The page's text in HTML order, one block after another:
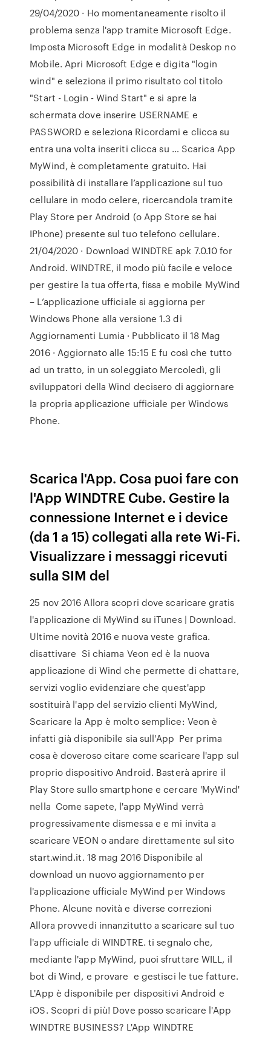
29/04/2020 · Ho momentaneamente risolto il
problema senza l'app tramite Microsoft Edge.
Imposta Microsoft Edge in modalità Deskop no
Mobile. Apri Microsoft Edge e digita "login
wind" e seleziona il primo risultato col titolo
"Start - Login - Wind Start" e si apre la
schermata dove inserire USERNAME e
PASSWORD e seleziona Ricordami e clicca su
entra una volta inseriti clicca su … Scarica App
MyWind, è completamente gratuito. Hai
possibilità di installare l’applicazione sul tuo
cellulare in modo celere, ricercandola tramite
Play Store per Android (o App Store se hai
IPhone) presente sul tuo telefono cellulare.
21/04/2020 · Download WINDTRE apk 7.0.10 for
Android. WINDTRE, il modo più facile e veloce
per gestire la tua offerta, fissa e mobile MyWind
– L’applicazione ufficiale si aggiorna per
Windows Phone alla versione 1.3 di
Aggiornamenti Lumia · Pubblicato il 18 Mag
2016 · Aggiornato alle 15:15 E fu così che tutto
ad un tratto, in un soleggiato Mercoledì, gli
sviluppatori della Wind decisero di aggiornare
la propria applicazione ufficiale per Windows
Phone.
Scarica l'App. Cosa puoi fare con
l'App WINDTRE Cube. Gestire la
connessione Internet e i device
(da 1 a 15) collegati alla rete Wi-Fi.
Visualizzare i messaggi ricevuti
sulla SIM del
25 nov 2016 Allora scopri dove scaricare gratis
l'applicazione di MyWind su iTunes | Download.
Ultime novità 2016 e nuova veste grafica.
disattivare Si chiama Veon ed è la nuova
applicazione di Wind che permette di chattare,
servizi voglio evidenziare che quest'app
sostituirà l'app del servizio clienti MyWind,
Scaricare la App è molto semplice: Veon è
infatti già disponibile sia sull'App Per prima
cosa è doveroso citare come scaricare l'app sul
proprio dispositivo Android. Basterà aprire il
Play Store sullo smartphone e cercare 'MyWind'
nella Come sapete, l'app MyWind verrà
progressivamente dismessa e e mi invita a
scaricare VEON o andare direttamente sul sito
start.wind.it. 18 mag 2016 Disponibile al
download un nuovo aggiornamento per
l'applicazione ufficiale MyWind per Windows
Phone. Alcune novità e diverse correzioni
Allora provvedi innanzitutto a scaricare sul tuo
l'app ufficiale di WINDTRE. ti segnalo che,
mediante l'app MyWind, puoi sfruttare WILL, il
bot di Wind, e provare e gestisci le tue fatture.
L'App è disponibile per dispositivi Android e
iOS. Scopri di più! Dove posso scaricare l'App
WINDTRE BUSINESS? L'App WINDTRE